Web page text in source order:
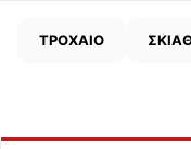
ΤΡΟΧΑΙΟ